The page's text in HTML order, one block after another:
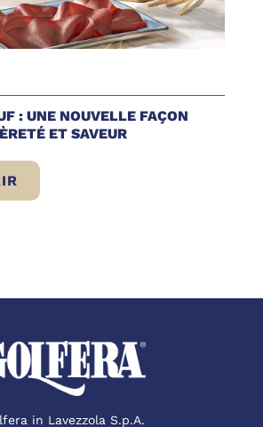
: UNE NOUVELLE FAÇON
ET SAVEUR
: UNE NOUVELLE FAÇON
in Lavezzola S.p.A.